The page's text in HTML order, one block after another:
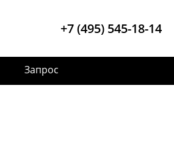
+7 (495) 545-18-14
Запрос